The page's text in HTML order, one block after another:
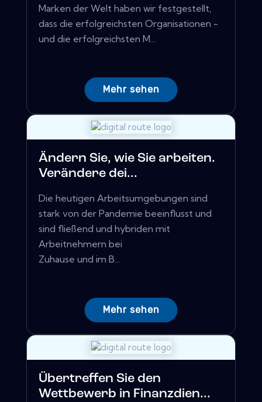
Marken der Welt haben wir festgestellt,
dass die erfolgreichsten Organisationen -
und die erfolgreichsten M...
Mehr sehen
Ändern Sie, wie Sie arbeiten.
Verändere dei...
Die heutigen Arbeitsumgebungen sind
stark von der Pandemie beeinflusst und
sind fließend und hybriden mit
Arbeitnehmern bei
Zuhause und im B...
Mehr sehen
Übertreffen Sie den
Wettbewerb in Finanzdien...